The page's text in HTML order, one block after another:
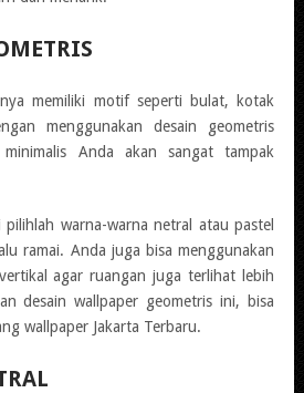
memiliki motif seperti bulat, kotak
menggunakan desain geometris
Anda akan sangat tampak
warna-warna netral atau pastel
ramai. Anda juga bisa menggunakan
agar ruangan juga terlihat lebih
desain wallpaper geometris ini, bisa
wallpaper Jakarta Terbaru.